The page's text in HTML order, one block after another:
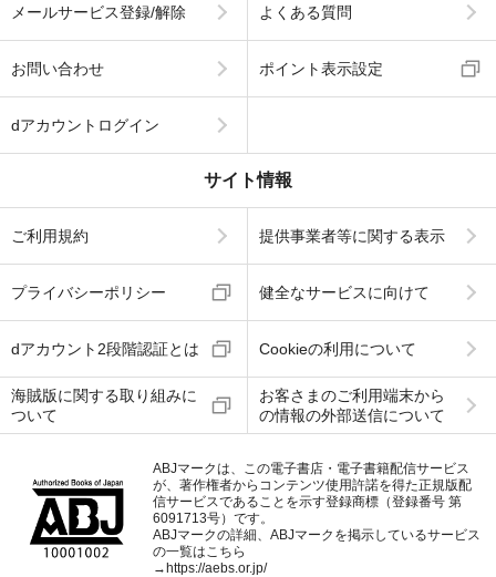
メールサービス登録/解除 よくある質問
お問い合わせ ポイント表示設定
dアカウントログイン
サイト情報
ご利用規約 提供事業者等に関する表示
プライバシーポリシー 健全なサービスに向けて
dアカウント2段階認証とは Cookieの利用について
海賊版に関する取り組みに
ついて
お客さまのご利用端末から
の情報の外部送信について
ABJマークは、この電子書店・電子書籍配信サービス
が、著作権者からコンテンツ使用許諾を得た正規版配
信サービスであることを示す登録商標（登録番号 第
6091713号）です。
ABJマークの詳細、ABJマークを掲示しているサービス
の一覧はこちら
→ https://aebs.or.jp/